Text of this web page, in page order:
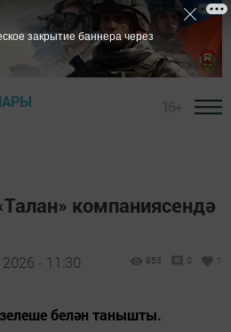
компаниясендә
- 11:30 953 0 1
белән танышты.
закрытие баннера через